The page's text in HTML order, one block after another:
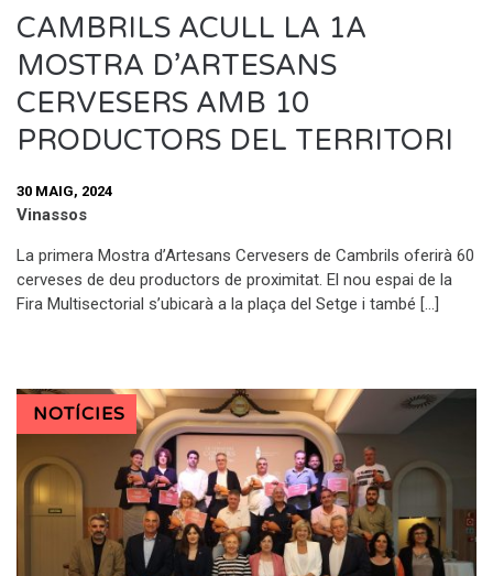
CAMBRILS ACULL LA 1A
MOSTRA D’ARTESANS
CERVESERS AMB 10
PRODUCTORS DEL TERRITORI
30 MAIG, 2024
Vinassos
La primera Mostra d’Artesans Cervesers de Cambrils oferirà 60
cerveses de deu productors de proximitat. El nou espai de la
Fira Multisectorial s’ubicarà a la plaça del Setge i també […]
NOTÍCIES